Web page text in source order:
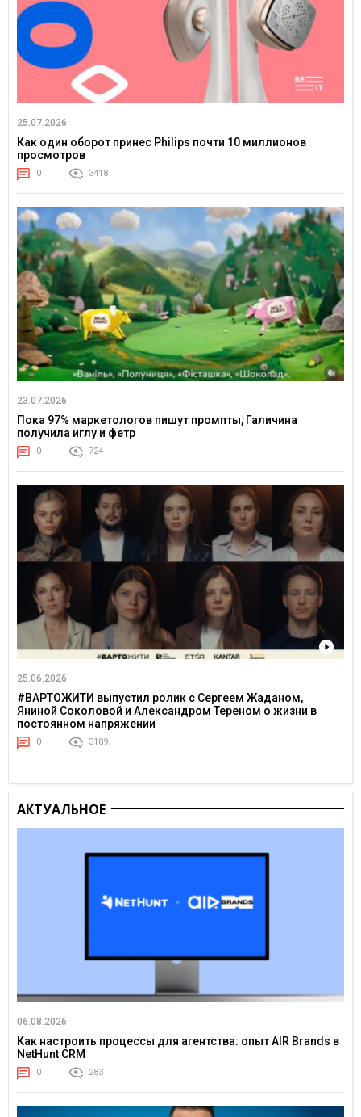
25.07.2026
Как один оборот принес Philips почти 10 миллионов
просмотров
0 3418
23.07.2026
Пока 97% маркетологов пишут промпты, Галичина
получила иглу и фетр
0 724
25.06.2026
#ВАРТОЖИТИ выпустил ролик с Сергеем Жаданом,
Яниной Соколовой и Александром Тереном о жизни в
постоянном напряжении
0 3189
АКТУАЛЬНОЕ
06.08.2026
Как настроить процессы для агентства: опыт AIR Brands в
NetHunt CRM
0 283